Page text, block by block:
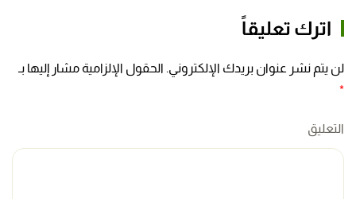
اترك تعليقاً
لن يتم نشر عنوان بريدك الإلكتروني. الحقول الإلزامية مشار إليها بـ
*
التعليق